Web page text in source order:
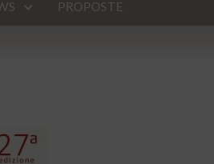
PROPOSTE